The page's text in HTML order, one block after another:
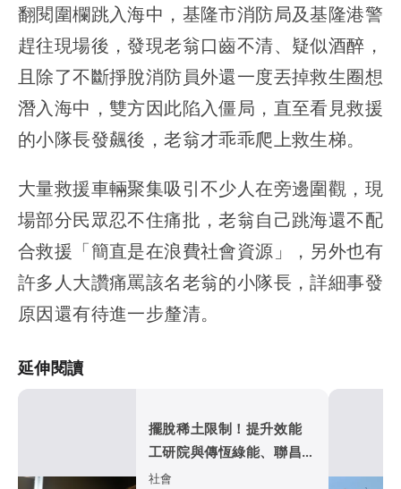
翻閱圍欄跳入海中，基隆市消防局及基隆港警
趕往現場後，發現老翁口齒不清、疑似酒醉，
且除了不斷掙脫消防員外還一度丟掉救生圈想
潛入海中，雙方因此陷入僵局，直至看見救援
的小隊長發飆後，老翁才乖乖爬上救生梯。
大量救援車輛聚集吸引不少人在旁邊圍觀，現
場部分民眾忍不住痛批，老翁自己跳海還不配
合救援「簡直是在浪費社會資源」，另外也有
許多人大讚痛罵該名老翁的小隊長，詳細事發
原因還有待進一步釐清。
延伸閱讀
擺脫稀土限制！提升效能
工研院與傳恆綠能、聯昌電
子推出高效EC風扇
社會